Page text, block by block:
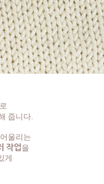
줍니다.
울리는
작업을
게